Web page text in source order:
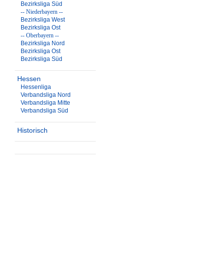
Bezirksliga Süd
-- Niederbayern --
Bezirksliga West
Bezirksliga Ost
-- Oberbayern --
Bezirksliga Nord
Bezirksliga Ost
Bezirksliga Süd
Hessen
Hessenliga
Verbandsliga Nord
Verbandsliga Mitte
Verbandsliga Süd
Historisch